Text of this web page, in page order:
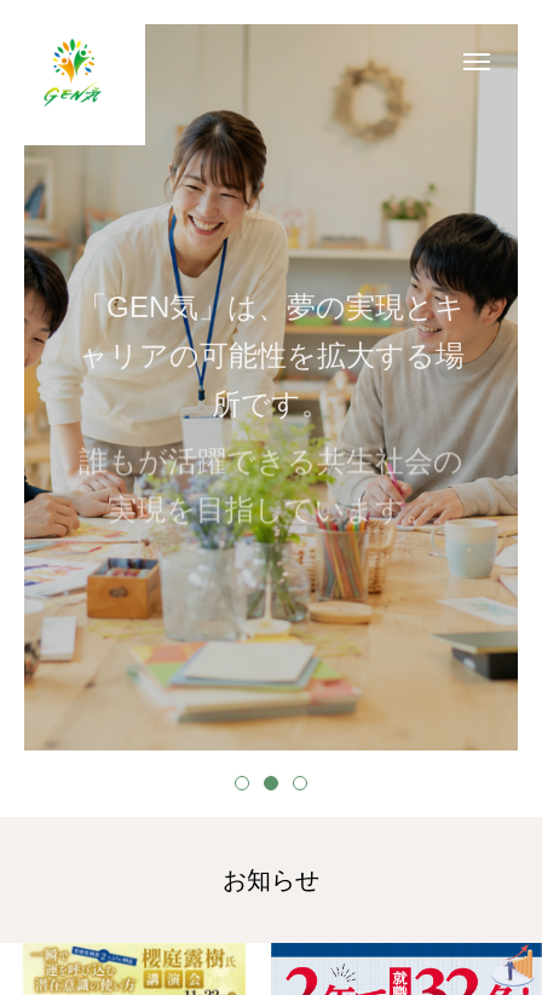
「GEN気」は、夢の実現とキ
ャリアの可能性を拡大する場
所です。
誰もが活躍できる共生社会の
実現を目指しています。
お知らせ
SNS
Instagram Facebook
Youtube
ホーム
お知らせ
ご利用案内
日誌/通信
プロジェクト
事業所について